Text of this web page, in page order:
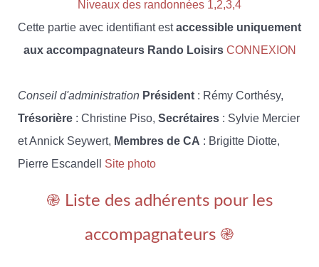
Niveaux des randonnées 1,2,3,4
Cette partie avec identifiant estaccessible uniquement
aux accompagnateurs Rando Loisirs CONNEXION
Conseil d'administration Président : Rémy Corthésy,
Trésorière : Christine Piso, Secrétaires : Sylvie Mercier
et Annick Seywert, Membres de CA : Brigitte Diotte,
Pierre Escandell Site photo
֎ Liste des adhérents pour les
accompagnateurs ֎